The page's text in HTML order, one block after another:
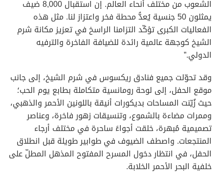
الشعوب من مختلف أنحاء العالم. إن استقبال 8,000 ضيف
يمثلون 50 جنسية يُعدُّ محطة فخر واعتزاز لنا. مثل هذه
الفعاليات الكبرى تؤكّد التزامنا الراسخ في تعزيز مكانة شرم
الشيخ كوجهة عالمية رائدة للضيافة الفاخرة والترفيه
الدولي.”
وقد تحوّلت جميع فنادق ريكسوس في شرم الشيخ، إلى جانب
موقع الحفل، إلى لوحة رومانسية متكاملة بطابع يوم الحب؛
حيث زُيّنت المساحات بديكورات أنيقة باللونين الأحمر والذهبي،
وممرات مضاءة بالشموع، وتنسيقات زهور فاخرة، وعناصر
تصميمية مُبهرة، خلقت أجواءً ساحرة في مختلف أرجاء
المنتجعات. واصطف الضيوف في طوابير طويلة قبل انطلاق
الحفل، في انتظار دخول المسرح المفتوح المذهل المطلّ على
خلفية البحر الأحمر الخلابة.